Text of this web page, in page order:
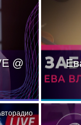
@